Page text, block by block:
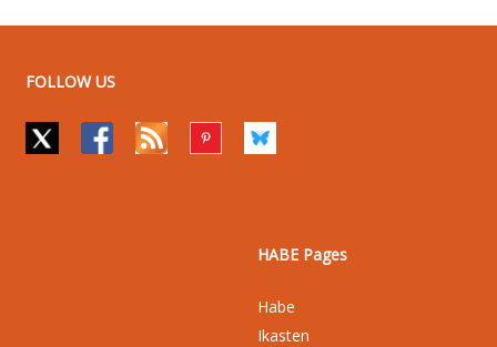
FOLLOW US
HABE Pages
Habe
Ikasten